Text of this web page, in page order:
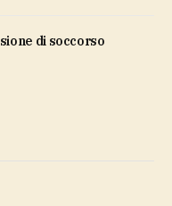
di soccorso